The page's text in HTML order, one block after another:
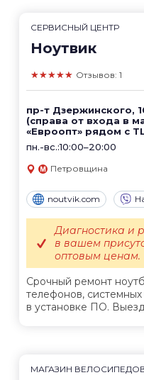
СЕРВИСНЫЙ ЦЕНТР
Ноутвик
★★★★★ Отзывов: 1
пр-т Дзержинского,
(справа от входа в
«Евроопт» рядом с
пн.-вс.:10:00–20:00
Петровщина
noutvik.com
Срочный ремонт
телефонов,
в установке ПО.
Диагностика и
в вашем
оптовым ценам.
МАГАЗИН